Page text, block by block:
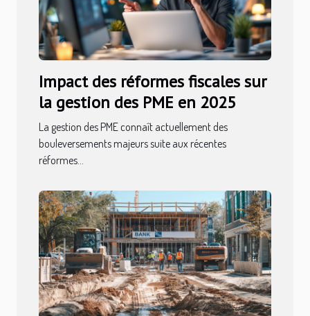
Impact des réformes fiscales sur
la gestion des PME en 2025
La gestion des PME connaît actuellement des
bouleversements majeurs suite aux récentes
réformes...